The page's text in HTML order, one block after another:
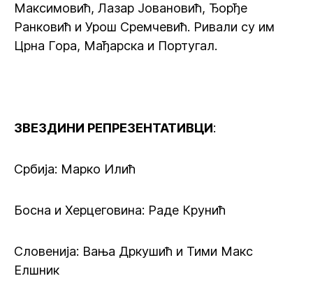
Максимовић, Лазар Јовановић, Ђорђе
Ранковић и Урош Сремчевић. Ривали су им
Црна Гора, Мађарска и Португал.
ЗВЕЗДИНИ РЕПРЕЗЕНТАТИВЦИ:
Србија: Марко Илић
Босна и Херцеговина: Раде Крунић
Словенија: Вања Дркушић и Тими Макс
Елшник